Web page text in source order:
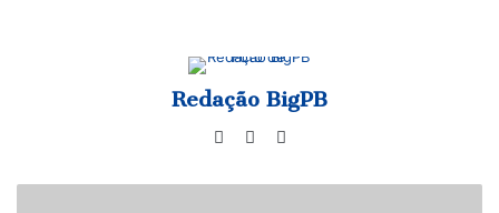
Redação BigPB
WebsiteFacebook